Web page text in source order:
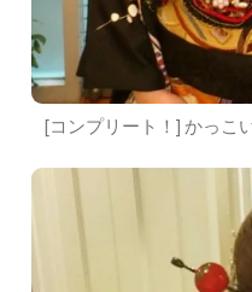
[コンプリート！] かっこ